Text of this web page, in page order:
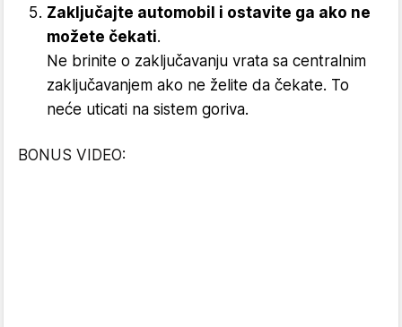
Zaključajte automobil i ostavite ga ako ne
možete čekati.
Ne brinite o zaključavanju vrata sa centralnim
zaključavanjem ako ne želite da čekate. To
neće uticati na sistem goriva.
BONUS VIDEO: